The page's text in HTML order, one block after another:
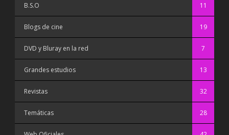
B.S.O 11
Blogs de cine 19
DVD y Bluray en la red 7
Grandes estudios 13
Revistas 32
Temáticas 28